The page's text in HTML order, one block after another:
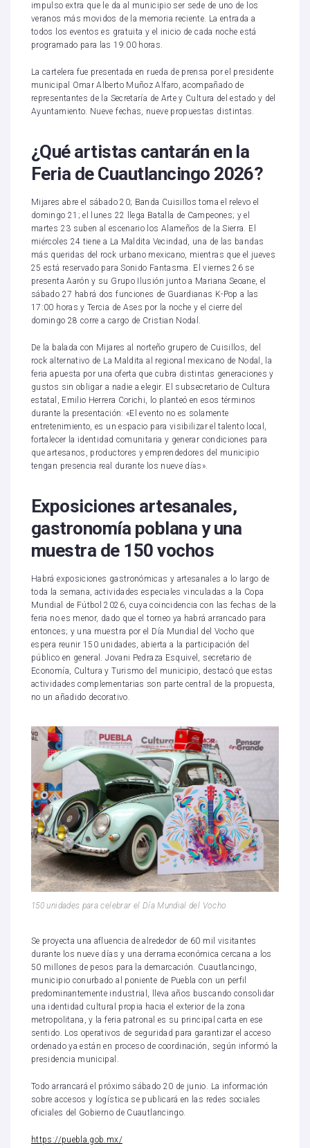
impulso extra que le da al municipio ser sede de uno de los
veranos más movidos de la memoria reciente. La entrada a
todos los eventos es gratuita y el inicio de cada noche está
programado para las 19:00 horas.
La cartelera fue presentada en rueda de prensa por el presidente
municipal Omar Alberto Muñoz Alfaro, acompañado de
representantes de la Secretaría de Arte y Cultura del estado y del
Ayuntamiento. Nueve fechas, nueve propuestas distintas.
¿Qué artistas cantarán en la
Feria de Cuautlancingo 2026?
Mijares abre el sábado 20; Banda Cuisillos toma el relevo el
domingo 21; el lunes 22 llega Batalla de Campeones; y el
martes 23 suben al escenario los Alameños de la Sierra. El
miércoles 24 tiene a La Maldita Vecindad, una de las bandas
más queridas del rock urbano mexicano, mientras que el jueves
25 está reservado para Sonido Fantasma. El viernes 26 se
presenta Aarón y su Grupo Ilusión junto a Mariana Seoane, el
sábado 27 habrá dos funciones de Guardianas K-Pop a las
17:00 horas y Tercia de Ases por la noche y el cierre del
domingo 28 corre a cargo de Cristian Nodal.
De la balada con Mijares al norteño grupero de Cuisillos, del
rock alternativo de La Maldita al regional mexicano de Nodal, la
feria apuesta por una oferta que cubra distintas generaciones y
gustos sin obligar a nadie a elegir. El subsecretario de Cultura
estatal, Emilio Herrera Corichi, lo planteó en esos términos
durante la presentación: «El evento no es solamente
entretenimiento, es un espacio para visibilizar el talento local,
fortalecer la identidad comunitaria y generar condiciones para
que artesanos, productores y emprendedores del municipio
tengan presencia real durante los nueve días».
Exposiciones artesanales,
gastronomía poblana y una
muestra de 150 vochos
Habrá exposiciones gastronómicas y artesanales a lo largo de
toda la semana, actividades especiales vinculadas a la Copa
Mundial de Fútbol 2026, cuya coincidencia con las fechas de la
feria no es menor, dado que el torneo ya habrá arrancado para
entonces; y una muestra por el Día Mundial del Vocho que
espera reunir 150 unidades, abierta a la participación del
público en general. Jovani Pedraza Esquivel, secretario de
Economía, Cultura y Turismo del municipio, destacó que estas
actividades complementarias son parte central de la propuesta,
no un añadido decorativo.
150 unidades para celebrar el Día Mundial del Vocho
Se proyecta una afluencia de alrededor de 60 mil visitantes
durante los nueve días y una derrama económica cercana a los
50 millones de pesos para la demarcación. Cuautlancingo,
municipio conurbado al poniente de Puebla con un perfil
predominantemente industrial, lleva años buscando consolidar
una identidad cultural propia hacia el exterior de la zona
metropolitana, y la feria patronal es su principal carta en ese
sentido. Los operativos de seguridad para garantizar el acceso
ordenado ya están en proceso de coordinación, según informó la
presidencia municipal.
Todo arrancará el próximo sábado 20 de junio. La información
sobre accesos y logística se publicará en las redes sociales
oficiales del Gobierno de Cuautlancingo.
https://puebla.gob.mx/